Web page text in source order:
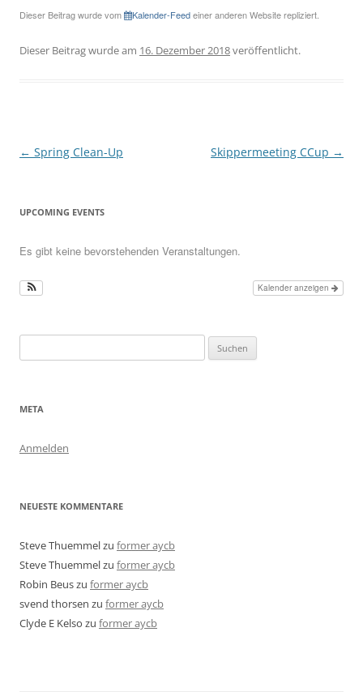
Dieser Beitrag wurde vom Kalender-Feedeiner anderen Website repliziert.
Dieser Beitrag wurde am 16. Dezember 2018veröffentlicht.
Beitragsnavigation
← Spring Clean-Up Skippermeeting CCup →
UPCOMING EVENTS
Es gibt keine bevorstehenden Veranstaltungen.
Kalender anzeigen
nach:
META
Anmelden
NEUESTE KOMMENTARE
Steve Thuemmelzu former aycb
Steve Thuemmelzu former aycb
Robin Beuszu former aycb
svend thorsen zu former aycb
Clyde E Kelso zu former aycb